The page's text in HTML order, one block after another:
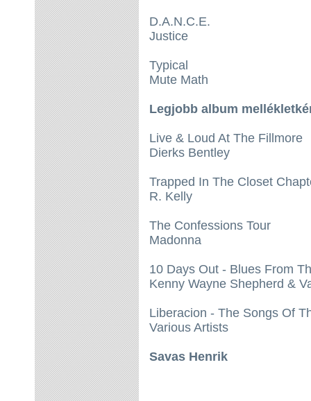
D.A.N.C.E.
Justice
Typical
Mute Math
Legjobb album
Live & Loud At The Fillmore
Dierks Bentley
Trapped In The Closet
R. Kelly
The Confessions Tour
Madonna
10 Days Out - Blues From
Kenny Wayne Shepherd &
Liberacion - The Songs Of
Various Artists
Savas Henrik